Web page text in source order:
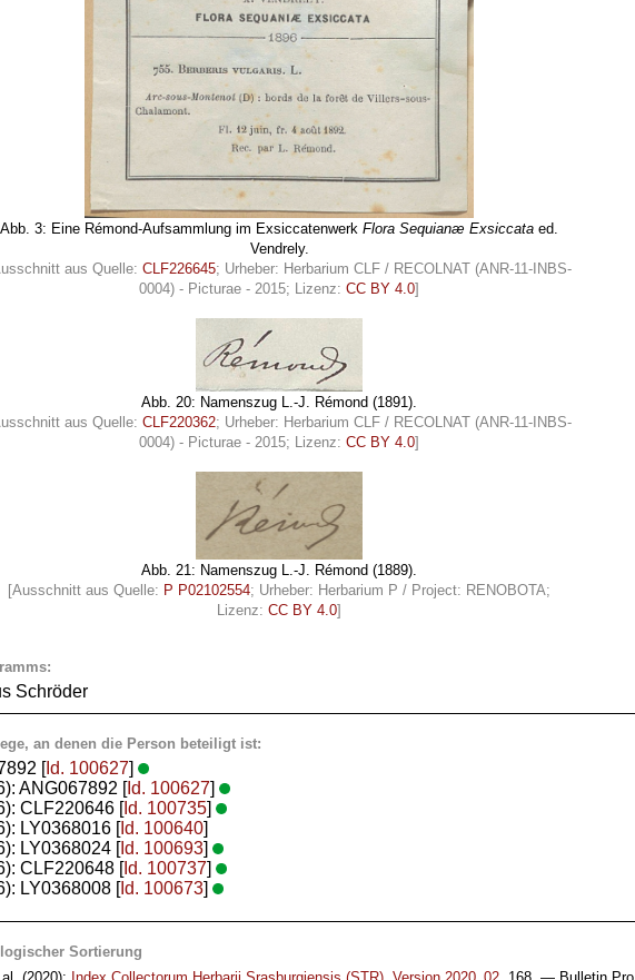
Abb. 3: Eine Rémond-Aufsammlung im Exsiccatenwerk Flora Sequianæ Exsiccata ed.
Vendrely.
aus Quelle: CLF226645; Urheber: Herbarium CLF / RECOLNAT (ANR-11-INBS-
0004) - Picturae - 2015; Lizenz: CC BY 4.0]
Abb. 20: Namenszug L.-J. Rémond (1891).
aus Quelle: CLF220362; Urheber: Herbarium CLF / RECOLNAT (ANR-11-INBS-
0004) - Picturae - 2015; Lizenz: CC BY 4.0]
Abb. 21: Namenszug L.-J. Rémond (1889).
[Ausschnitt aus Quelle: P P02102554; Urheber: Herbarium P / Project: RENOBOTA;
Lizenz: CC BY 4.0]
Schröder
an denen die Person beteiligt ist:
[ Id. 100627
ANG067892 [
Id. 100627
CLF220646 [
Id. 100735
LY0368016 [
Id. 100640
LY0368024 [
Id. 100693
CLF220648 [
Id. 100737
LY0368008 [
Id. 100673
Sortierung